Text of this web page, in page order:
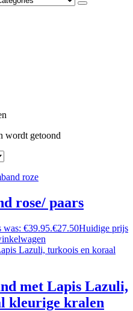
wordt getoond
rose/ paars
€39.95.€27.50Huidige prijs
met Lapis Lazuli,
kleurige kralen